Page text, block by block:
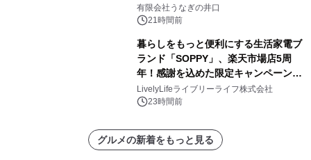
「井口の誉」誕生
有限会社うなぎの井口
21時間前
暮らしをもっと便利にする生活家電ブ
ランド「SOPPY」、楽天市場店5周
年！感謝を込めた限定キャンペーンを
8月10日より開催
LivelyLifeライブリーライフ株式会社
23時間前
グルメの新着をもっと見る